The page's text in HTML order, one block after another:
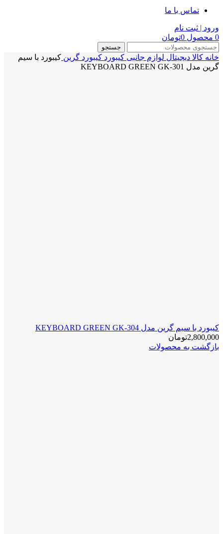
تماس با ما
ورود | ثبت نام
0 محصول 0تومان
جستجو
خانه کالا دیجیتال لوازم جانبی کیبورد کیبورد گرین کیبورد با سیم
گرین مدل KEYBOARD GREEN GK-301
کیبورد با سیم گرین مدل KEYBOARD GREEN GK-304
2,800,000تومان
بازگشت به محصولات